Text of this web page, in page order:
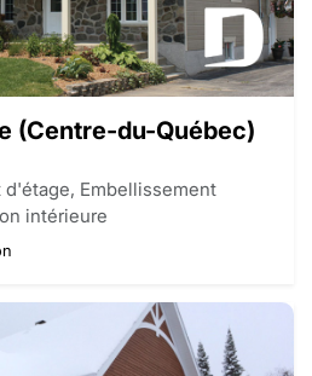
(Centre-du-Québec)
Embellissement
intérieure